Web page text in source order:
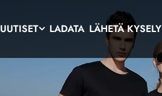
UUTISET LADATA LÄHETÄ KYSELY